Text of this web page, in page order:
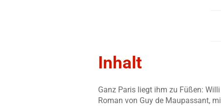
Inhalt
Ganz Paris liegt ihm zu Füßen:
Roman von Guy de Maupassant,